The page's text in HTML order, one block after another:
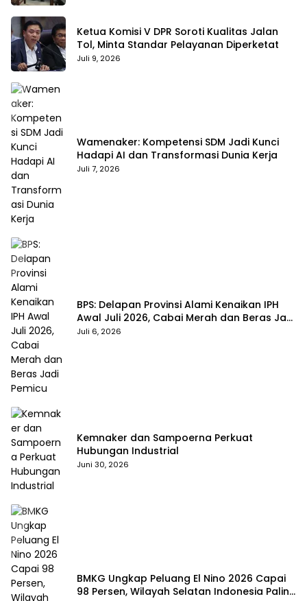
Ketua Komisi V DPR Soroti Kualitas Jalan
Tol, Minta Standar Pelayanan Diperketat
Juli 9, 2026
Wamenaker: Kompetensi SDM Jadi Kunci
Hadapi AI dan Transformasi Dunia Kerja
Juli 7, 2026
BPS: Delapan Provinsi Alami Kenaikan IPH
Awal Juli 2026, Cabai Merah dan Beras Jadi
Pemicu
Juli 6, 2026
Kemnaker dan Sampoerna Perkuat
Hubungan Industrial
Juni 30, 2026
BMKG Ungkap Peluang El Nino 2026 Capai
98 Persen, Wilayah Selatan Indonesia Paling